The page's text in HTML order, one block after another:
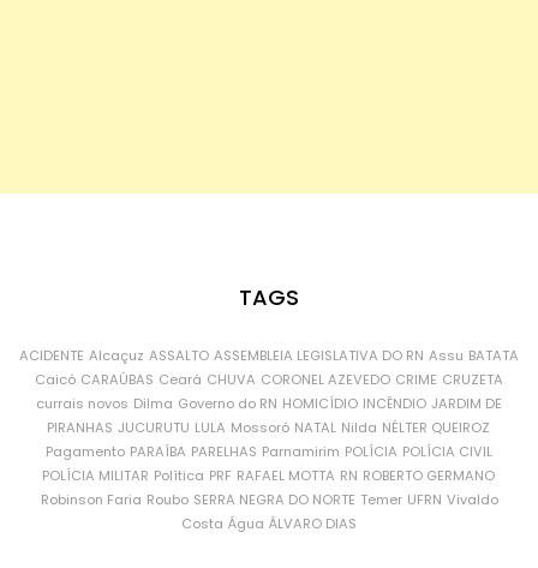
TAGS
ACIDENTE Alcaçuz ASSALTO ASSEMBLEIA LEGISLATIVA DO RN Assu BATATA
Caicó CARAÚBAS Ceará CHUVA CORONEL AZEVEDO CRIME CRUZETA
currais novos Dilma Governo do RN HOMICÍDIO INCÊNDIO JARDIM DE
PIRANHAS JUCURUTU LULA Mossoró NATAL Nilda NÉLTER QUEIROZ
Pagamento PARAÍBA PARELHAS Parnamirim POLÍCIA POLÍCIA CIVIL
POLÍCIA MILITAR Política PRF RAFAEL MOTTA RN ROBERTO GERMANO
Robinson Faria Roubo SERRA NEGRA DO NORTE Temer UFRN Vivaldo
Costa Água ÁLVARO DIAS